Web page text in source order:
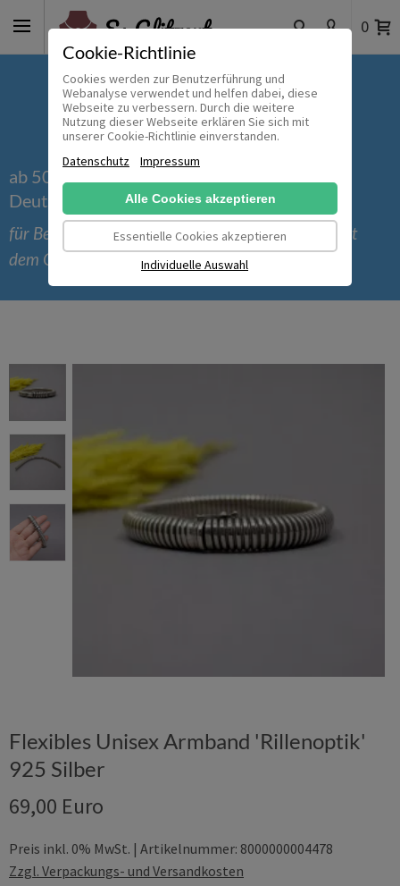
Cookie-Richtlinie
Cookies werden zur Benutzerführung und
Webanalyse verwendet und helfen dabei, diese
Webseite zu verbessern. Durch die weitere
Nutzung dieser Webseite erklären Sie sich mit
unserer Cookie-Richtlinie einverstanden.
Datenschutz
Impressum
Alle Cookies akzeptieren
Essentielle Cookies akzeptieren
Individuelle Auswahl
0
ab 50 € versandkostenfrei innerhalb
Deutschlands
für Bestellungen bis einschließlich 30.09.2026 mit
dem Gutscheincode 'Sommer_2026'
Flexibles Unisex Armband 'Rillenoptik'
925 Silber
69,00 Euro
Preis inkl. 0% MwSt. | Artikelnummer: 8000000004478
Zzgl. Verpackungs- und Versandkosten